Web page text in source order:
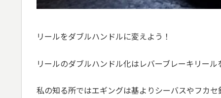
リールをダブルハンドルに変えよう！
リールのダブルハンドル化はレバーブレーキリー
私の知る所ではエギングは基よりシーバスやフカ